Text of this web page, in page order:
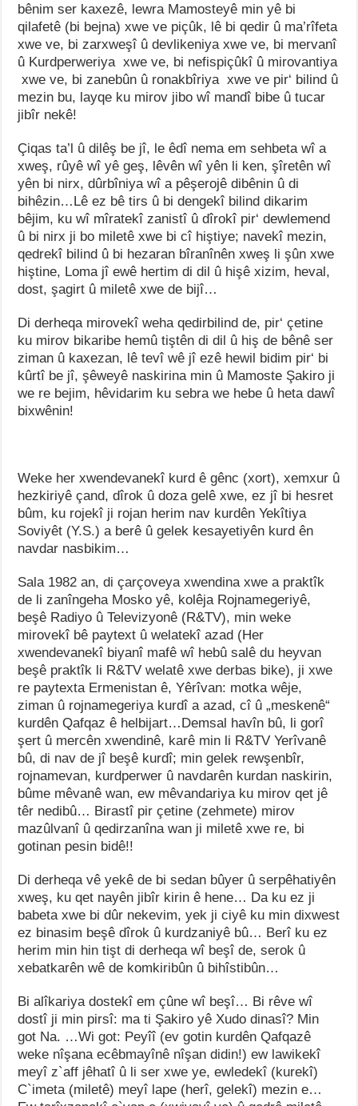
bênim ser kaxezê, lewra Mamosteyê min yê bi
qilafetê (bi bejna) xwe ve piçûk, lê bi qedir û ma’rîfeta
xwe ve, bi zarxweşî û devlikeniya xwe ve, bi mervanî
û Kurdperweriya xwe ve, bi nefispiçûkî û mirovantiya
xwe ve, bi zanebûn û ronakbîriya xwe ve pir‘ bilind û
mezin bu, layqe ku mirov jibo wî mandî bibe û tucar
jibîr nekê!
Çiqas ta’l û dilêş be jî, le êdî nema em sehbeta wî a
xweş, rûyê wî yê geş, lêvên wî yên li ken, şîretên wî
yên bi nirx, dûrbîniya wî a pêşerojê dibênin û di
bihêzin…Lê ez bê tirs û bi dengekî bilind dikarim
bêjim, ku wî mîratekî zanistî û dîrokî pir‘ dewlemend
û bi nirx ji bo miletê xwe bi cî hiştiye; navekî mezin,
qedrekî bilind û bi hezaran bîranînên xweş li şûn xwe
hiştine, Loma jî ewê hertim di dil û hişê xizim, heval,
dost, şagirt û miletê xwe de bijî…
Di derheqa mirovekî weha qedirbilind de, pir‘ çetine
ku mirov bikaribe hemû tiştên di dil û hiş de bênê ser
ziman û kaxezan, lê tevî wê jî ezê hewil bidim pir‘ bi
kûrtî be jî, şêweyê naskirina min û Mamoste Şakiro ji
we re bejim, hêvidarim ku sebra we hebe û heta dawî
bixwênin!
Weke her xwendevanekî kurd ê gênc (xort), xemxur û
hezkiriyê çand, dîrok û doza gelê xwe, ez jî bi hesret
bûm, ku rojekî ji rojan herim nav kurdên Yekîtiya
Soviyêt (Y.S.) a berê û gelek kesayetiyên kurd ên
navdar nasbikim…
Sala 1982 an, di çarçoveya xwendina xwe a praktîk
de li zanîngeha Mosko yê, kolêja Rojnamegeriyê,
beşê Radiyo û Televizyonê (R&TV), min weke
mirovekî bê paytext û welatekî azad (Her
xwendevanekî biyanî mafê wî hebû salê du heyvan
beşê praktîk li R&TV welatê xwe derbas bike), ji xwe
re paytexta Ermenistan ê, Yêrîvan: motka wêje,
ziman û rojnamegeriya kurdî a azad, cî û „meskenê“
kurdên Qafqaz ê helbijart…Demsal havîn bû, li gorî
şert û mercên xwendinê, karê min li R&TV Yerîvanê
bû, di nav de jî beşê kurdî; min gelek rewşenbîr,
rojnamevan, kurdperwer û navdarên kurdan naskirin,
bûme mêvanê wan, ew mêvandariya ku mirov qet jê
têr nedibû… Birastî pir çetine (zehmete) mirov
mazûlvanî û qedirzanîna wan ji miletê xwe re, bi
gotinan pesin bidê!!
Di derheqa vê yekê de bi sedan bûyer û serpêhatiyên
xweş, ku qet nayên jibîr kirin ê hene… Da ku ez ji
babeta xwe bi dûr nekevim, yek ji ciyê ku min dixwest
ez binasim beşê dîrok û kurdzaniyê bû… Berî ku ez
herim min hin tişt di derheqa wî beşî de, serok û
xebatkarên wê de komkiribûn û bihîstibûn…
Bi alîkariya dostekî em çûne wî beşî… Bi rêve wî
dostî ji min pirsî: ma ti Şakiro yê Xudo dinasî? Min
got Na. …Wi got: Peyîî (ev gotin kurdên Qafqazê
weke nîşana ecêbmayînê nîşan didin!) ew lawikekî
meyî z`aff jêhatî û li ser xwe ye, ewledekî (kurekî)
C`imeta (miletê) meyî lape (herî, gelekî) mezin e…